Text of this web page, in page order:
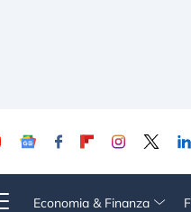
Economia & Finanza